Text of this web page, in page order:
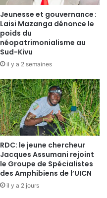
Jeunesse et gouvernance :
Laisi Mazanga dénonce le
poids du
néopatrimonialisme au
Sud-Kivu
il y a 2 semaines
RDC: le jeune chercheur
Jacques Assumani rejoint
le Groupe de Spécialistes
des Amphibiens de l’UICN
il y a 2 jours